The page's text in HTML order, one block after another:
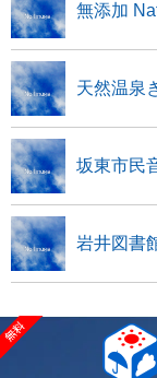
無添加
天然温泉
坂東市民
岩井図書